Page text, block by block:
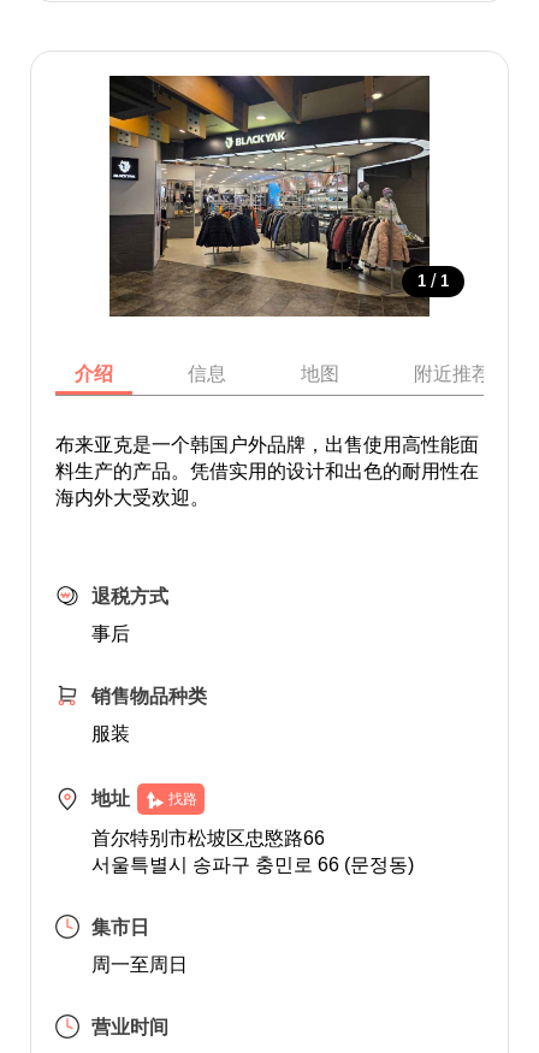
1 / 1
介绍 信息 地图 附近推荐景点
布来亚克是一个韩国户外品牌，出售使用高性能面
料生产的产品。凭借实用的设计和出色的耐用性在
海内外大受欢迎。
退税方式
事后
销售物品种类
服装
地址 找路
首尔特别市松坡区忠愍路66
서울특별시 송파구 충민로 66 (문정동)
集市日
周一至周日
营业时间